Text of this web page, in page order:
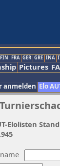
FIN FRA GER GRE INA
Pictures
anmelden Elo
Elolisten